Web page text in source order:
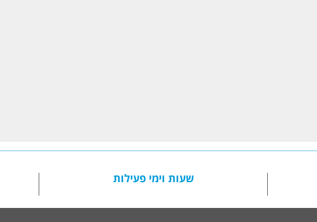
שעות וימי פעילות